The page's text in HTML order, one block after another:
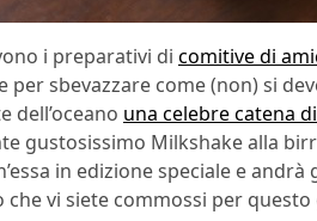
i preparativi di comitive di
sbevazzare come (non) si
dell’oceano una celebre catena
gustosissimo Milkshake alla
in edizione speciale e
che vi siete commossi per